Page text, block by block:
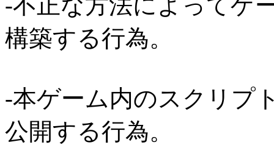
構築する行為。
-本ゲーム内のスクリプ
公開する行為。